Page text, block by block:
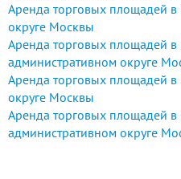
Аренда торговых площадей
округе Москвы
Аренда торговых площадей
административном округе
Аренда торговых площадей
округе Москвы
Аренда торговых площадей
административном округе